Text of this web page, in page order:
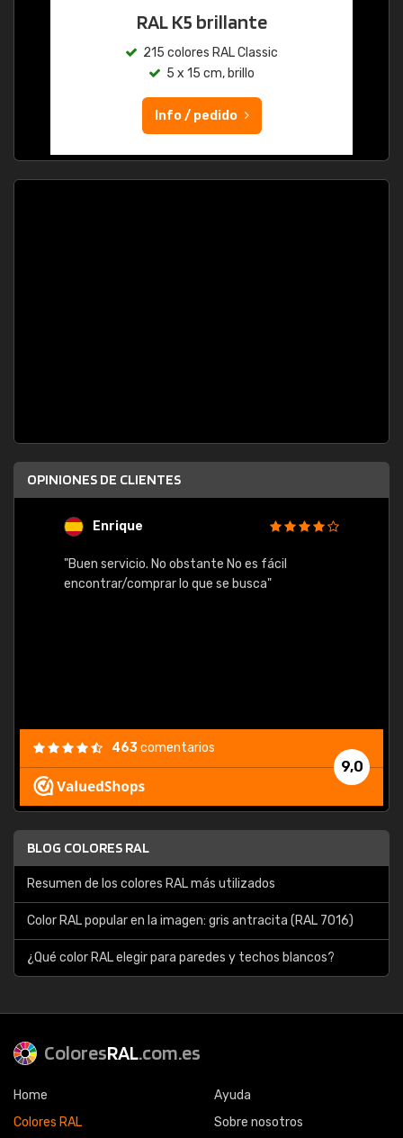
RAL K5 brillante
215 colores RAL Classic
5 x 15 cm, brillo
Info / pedido
OPINIONES DE CLIENTES
Enrique
"Buen servicio. No obstante No es fácil
encontrar/comprar lo que se busca"
9,0
463comentarios
BLOG COLORES RAL
Resumen de los colores RAL más utilizados
Color RAL popular en la imagen: gris antracita (RAL 7016)
¿Qué color RAL elegir para paredes y techos blancos?
ColoresRAL.com.es
Home
Colores RAL
Ayuda
Sobre nosotros